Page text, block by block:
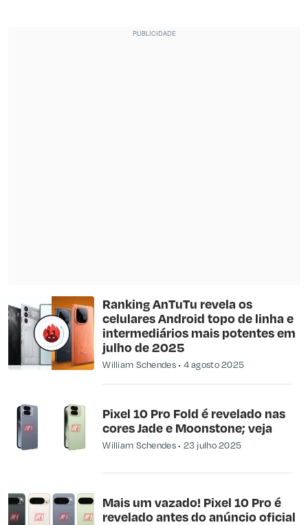
Ranking AnTuTu revela os
celulares Android topo de linha e
intermediários mais potentes em
julho de 2025
William Schendes 4 agosto 2025
Pixel 10 Pro Fold é revelado nas
cores Jade e Moonstone; veja
William Schendes 23 julho 2025
Mais um vazado! Pixel 10 Pro é
revelado antes do anúncio oficial